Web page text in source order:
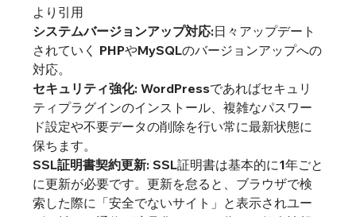
より引用
システムバージョンアップ対応:日々アップデート
されていく PHPやMySQLのバージョンアップへの
セキュリティ強化: WordPressであればセキュリ
ティプラグインのインストール、複雑なパスワー
ド設定や不要データの削除を行い常に最新状態に
SSL証明書契約更新: SSL証明書は基本的に1年ごと
に更新が必要です。更新を怠ると、ブラウザで検
索した際に「安全でないサイト」と表示されユー